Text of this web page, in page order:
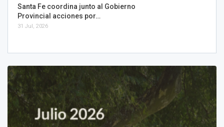
Santa Fe coordina junto al Gobierno
Provincial acciones por…
31 Jul, 2026